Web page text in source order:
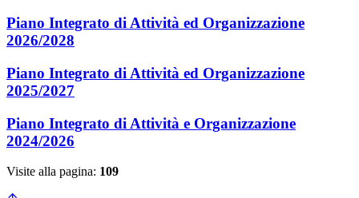
Piano Integrato di Attività ed Organizzazione
2026/2028
Piano Integrato di Attività ed Organizzazione
2025/2027
Piano Integrato di Attività e Organizzazione
2024/2026
Visite alla pagina: 109